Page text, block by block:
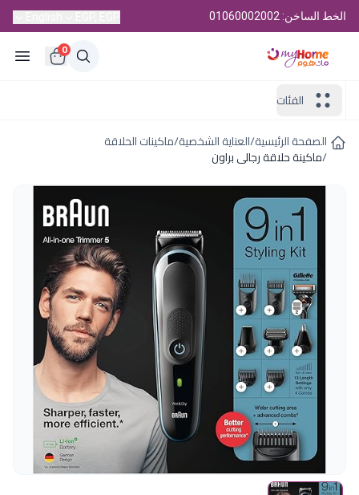
الخط الساخن: 01060002002
0
الفئات
الصفحة الرئيسية/العناية الشخصية/ماكينات الحلاقة
/ماكينة حلاقة رجالى براون